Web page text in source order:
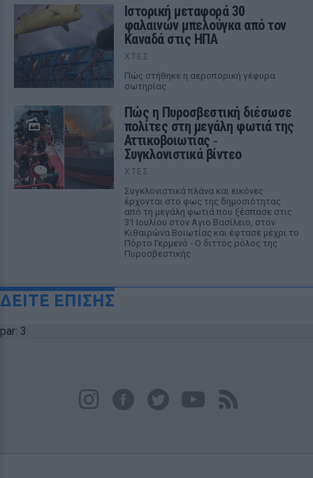
Ιστορική μεταφορά 30
φαλαινών μπελούγκα από τον
Καναδά στις ΗΠΑ
ΧΤΕΣ
Πώς στήθηκε η αεροπορική γέφυρα
σωτηρίας
Πώς η Πυροσβεστική διέσωσε
πολίτες στη μεγάλη φωτιά της
Αττικοβοιωτίας ‑
Συγκλονιστικά βίντεο
ΧΤΕΣ
Συγκλονιστικά πλάνα και εικόνες
έρχονται στο φως της δημοσιότητας
από τη μεγάλη φωτιά που ξέσπασε στις
31 Ιουλίου στον Αγιο Βασίλειο, στον
Κιθαιρώνα Βοιωτίας και έφτασε μέχρι το
Πόρτο Γερμενό - Ο διττός ρόλος της
Πυροσβεστικής
ΔΕΙΤΕ ΕΠΙΣΗΣ
par: 3